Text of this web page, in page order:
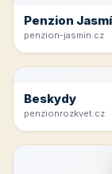
Tvrdonice
cicinatvrdonice.cz